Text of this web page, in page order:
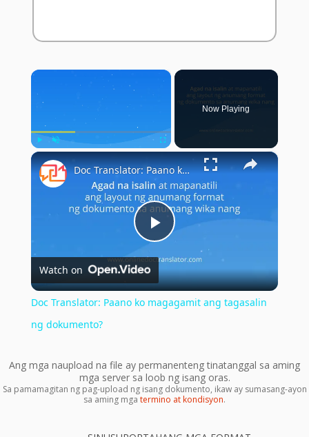
×
Play Unmute Fullscreen
Now Playing
×
Play
Video
Doc Translator: Paano ko magagamit ang tagasalin ng dokumento?
Watch on
Doc Translator: Paano ko magagamit ang tagasalin
ng dokumento?
Ang mga naupload na file ay permanenteng tinatanggal sa aming
mga server sa loob ng isang oras.
Sa pamamagitan ng pag-upload ng isang dokumento, ikaw ay sumasang-ayon
sa aming mga termino at kondisyon.